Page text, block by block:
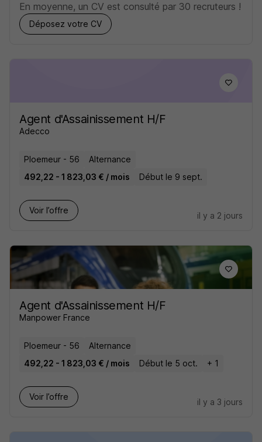
En moyenne, un CV est consulté par 30 recruteurs !
Déposez votre CV
Agent d'Assainissement H/F
Adecco
Ploemeur - 56
Alternance
492,22 - 1 823,03 € / mois
Début le 9 sept.
Voir l’offre
il y a 2 jours
Agent d'Assainissement H/F
Manpower France
Ploemeur - 56
Alternance
492,22 - 1 823,03 € / mois
Début le 5 oct. + 1
Voir l’offre
il y a 3 jours